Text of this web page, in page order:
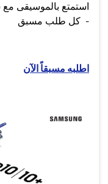
كل طلب مسبق -
اطلبه مسبقاً الآن